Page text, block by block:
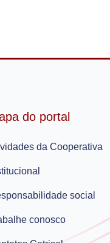
do portal
da Cooperativa
social
conosco